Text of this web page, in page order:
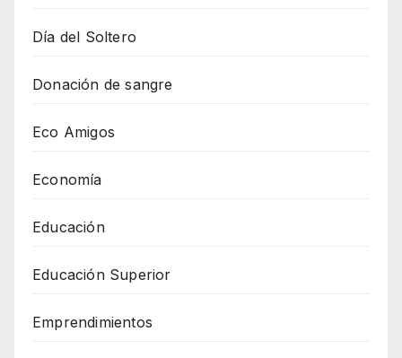
Día del Soltero
Donación de sangre
Eco Amigos
Economía
Educación
Educación Superior
Emprendimientos